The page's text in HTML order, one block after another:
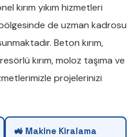
kırım yıkım hizmetleri
de uzman kadrosu
Beton kırım,
kırım,moloz taşıma ve
projelerinizi
🚜 Makine Kiralama